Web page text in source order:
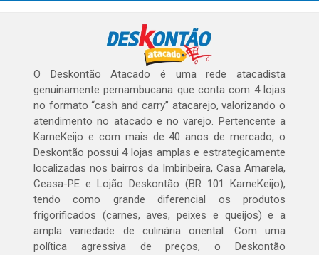
O Deskontão Atacado é uma rede atacadista
genuinamente pernambucana que conta com 4 lojas
no formato “cash and carry” atacarejo, valorizando o
atendimento no atacado e no varejo. Pertencente a
KarneKeijo e com mais de 40 anos de mercado, o
Deskontão possui 4 lojas amplas e estrategicamente
localizadas nos bairros da Imbiribeira, Casa Amarela,
Ceasa-PE e Lojão Deskontão (BR 101 KarneKeijo),
tendo como grande diferencial os produtos
frigorificados (carnes, aves, peixes e queijos) e a
ampla variedade de culinária oriental. Com uma
política agressiva de preços, o Deskontão